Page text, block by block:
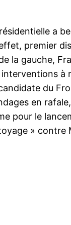
a
premier
la gauche,
interventions à
du
en
pour le
» contre